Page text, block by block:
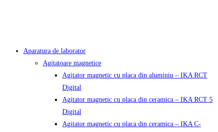
Aparatura de laborator
Agitatoare magnetice
Agitator magnetic cu placa din aluminiu – IKA RCT
Digital
Agitator magnetic cu placa din ceramica – IKA RCT 5
Digital
Agitator magnetic cu placa din ceramica – IKA C-